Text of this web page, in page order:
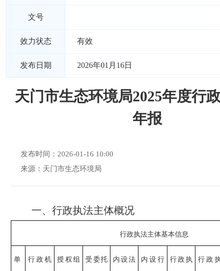
文号
效力状态 有效
发布日期 2026年01月16日
天门市生态环境局2025年度行
年报
发布时间：2026-01-16 10:00
来源：天门市生态环境局
一、 行政执法主体概况
行政执法主体基本信息
单 行政机 授权组 受委托 内设法 内设行 行政执 行政